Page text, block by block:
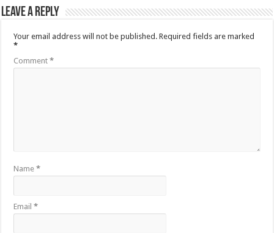
Leave a Reply
Your email address will not be published. Required fields are marked
*
Comment*
Name*
Email*